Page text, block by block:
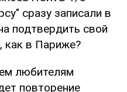
сразу записали в
подтвердить свой
как в Париже?
любителям
повторение